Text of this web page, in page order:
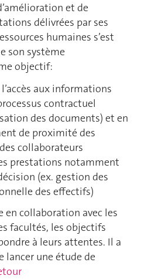
et de
délivrées par ses
humaines s’est
son système
objectif:
aux informations
contractuel
des documents) et en
de proximité des
collaborateurs
prestations notamment
(ex. gestion des
des effectifs)
en collaboration avec les
facultés, les objectifs
à leurs attentes. Il a
lancer une étude de